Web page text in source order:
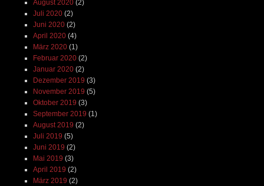
August 2020(2)
Juli 2020(2)
Juni 2020(2)
April 2020(4)
März 2020(1)
Februar 2020(2)
Januar 2020(2)
Dezember 2019 (3)
November 2019 (5)
Oktober 2019 (3)
September 2019 (1)
August 2019 (2)
Juli 2019 (5)
Juni 2019 (2)
Mai 2019 (3)
April 2019 (2)
März 2019 (2)